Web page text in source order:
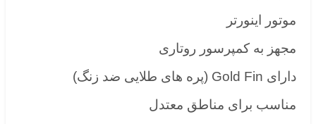
موتور اینورتر
مجهز به کمپرسور روتاری
دارای Gold Fin (پره های طلایی ضد زنگ)
مناسب برای مناطق معتدل